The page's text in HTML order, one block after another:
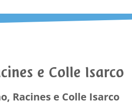
e Colle Isarco
Racines e Colle Isarco